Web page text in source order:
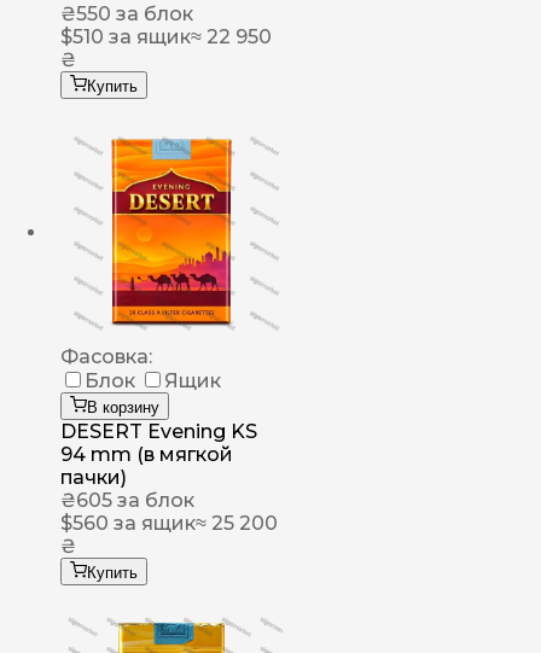
₴550 за блок
$510 за ящик≈ 22 950
₴
Купить
Фасовка:
Блок
Ящик
В корзину
DESERT Evening KS
94 mm (в мягкой
пачки)
₴605 за блок
$560 за ящик≈ 25 200
₴
Купить